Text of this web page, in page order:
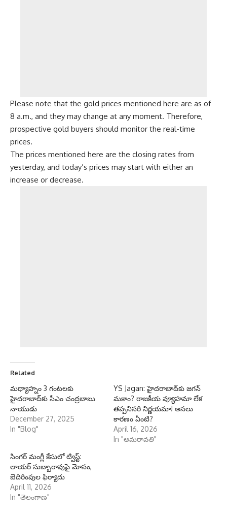
Please note that the gold prices mentioned here are as of
8 a.m., and they may change at any moment. Therefore,
prospective gold buyers should monitor the real-time
prices.
The prices mentioned here are the closing rates from
yesterday, and today’s prices may start with either an
increase or decrease.
Related
మధ్యాహ్నం 3 గంటలకు
హైదరాబాద్‌కు సీఎం చంద్రబాబు
నాయుడు
December 27, 2025
In "Blog"
YS Jagan: హైదరాబాద్‌కు జగన్
మకాం? రాజకీయ వ్యూహమా లేక
తప్పనిసరి నిర్ణయమా! అసలు
కారణం ఏంటి?
April 16, 2026
In "అమరావతి"
సింగర్ మంగ్లీ కేసులో ట్విస్ట్:
లాయర్ సుబ్బారావుపై మోసం,
బెదిరింపుల ఫిర్యాదు
April 11, 2026
In "తెలంగాణ"